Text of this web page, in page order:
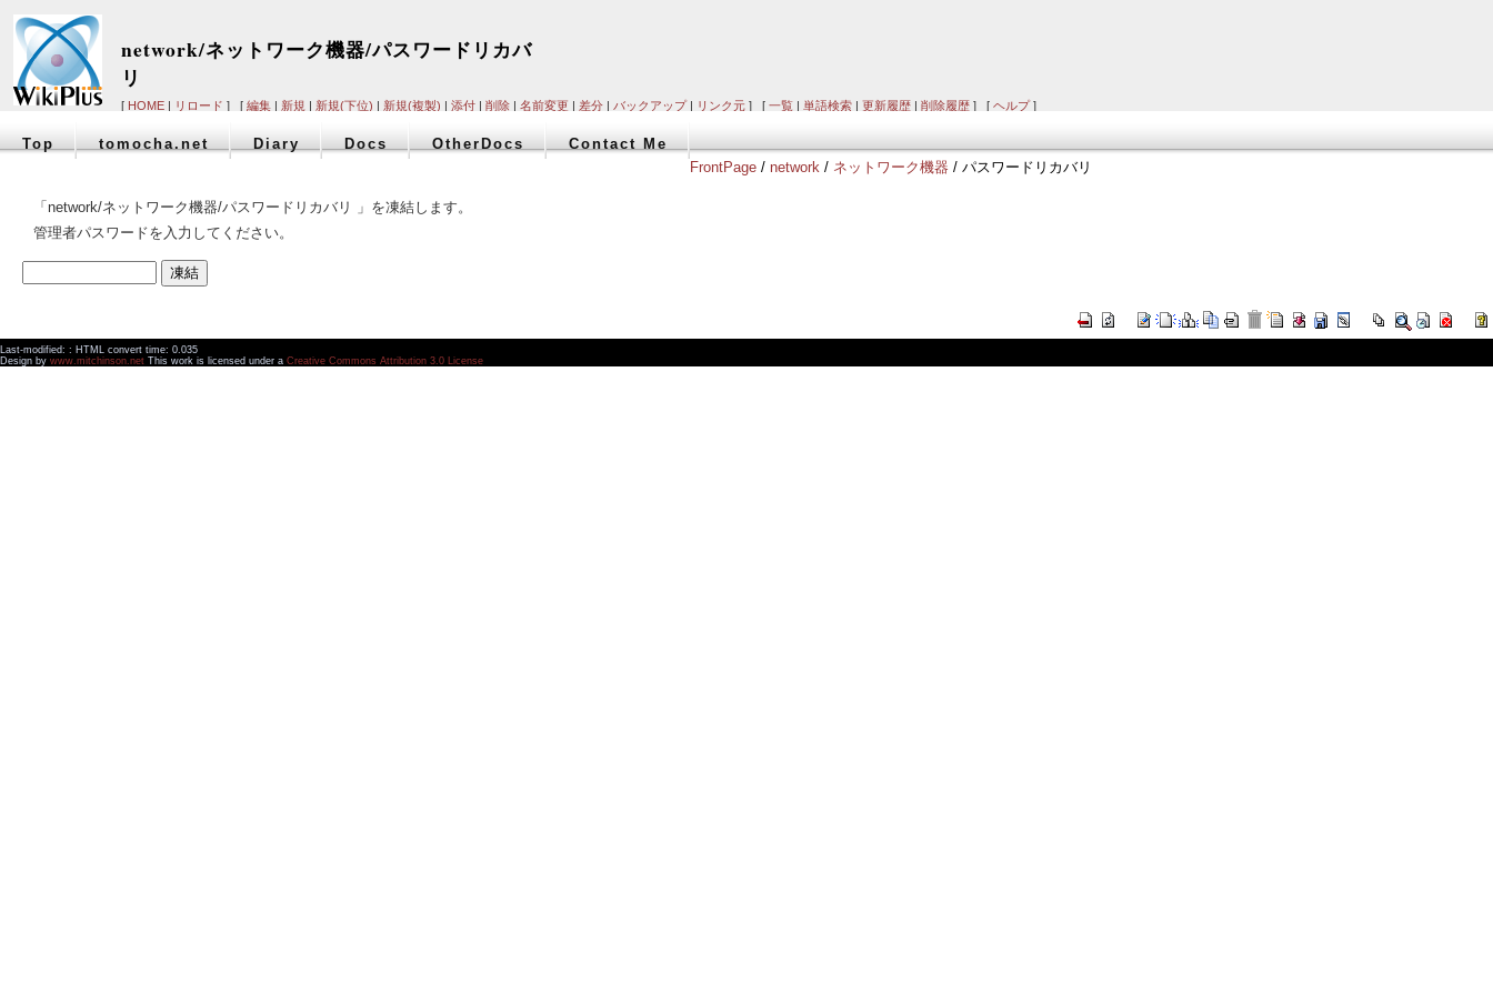
network/ネットワーク機器/パスワードリカバ
リ
[ HOME | リロード ] [ 編集 | 新規 | 新規(下位) | 新規(複製) | 添付 | 削除 | 名前変更 | 差分 | バックアップ| リンク元 ] [ 一覧 | 単語検索 | 更新履歴 | 削除履歴 ] [ ヘルプ]
Top tomocha.net Diary Docs OtherDocs
Contact Me
FrontPage / network / ネットワーク機器 / パスワードリカバリ
「network/ネットワーク機器/パスワードリカバリ 」を凍結します。
管理者パスワードを入力してください。
Last-modified: : HTML convert time: 0.035
Design by www.mitchinson.net This work is licensed under a Creative Commons Attribution 3.0 License